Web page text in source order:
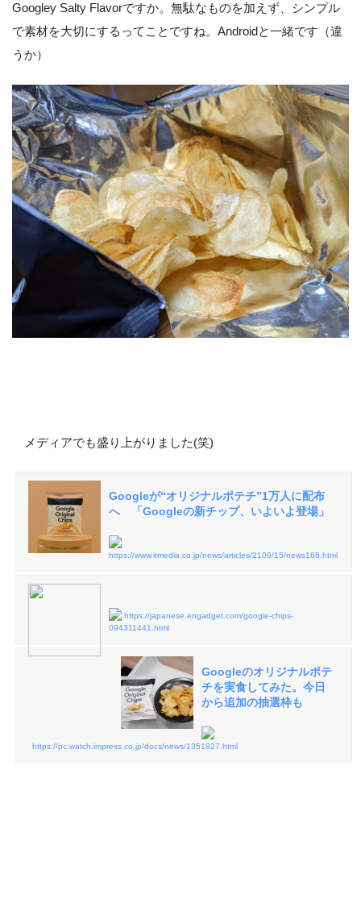
Googley Salty Flavorですか。無駄なものを加えず、シンプル
で素材を大切にするってことですね。Androidと一緒です（違
うか）
メディアでも盛り上がりました(笑)
Googleが“オリジナルポテチ”1万人に配布
へ 「Googleの新チップ、いよいよ登場」
https://www.itmedia.co.jp/news/articles/2109/15/news168.html
https://japanese.engadget.com/google-chips-
094311441.html
Googleのオリジナルポテ
チを実食してみた。今日
から追加の抽選枠も
https://pc.watch.impress.co.jp/docs/news/1351827.html